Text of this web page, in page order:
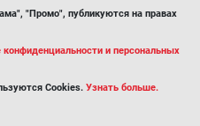
"Промо", публикуются на правах
и персональных
Cookies. Узнать больше.